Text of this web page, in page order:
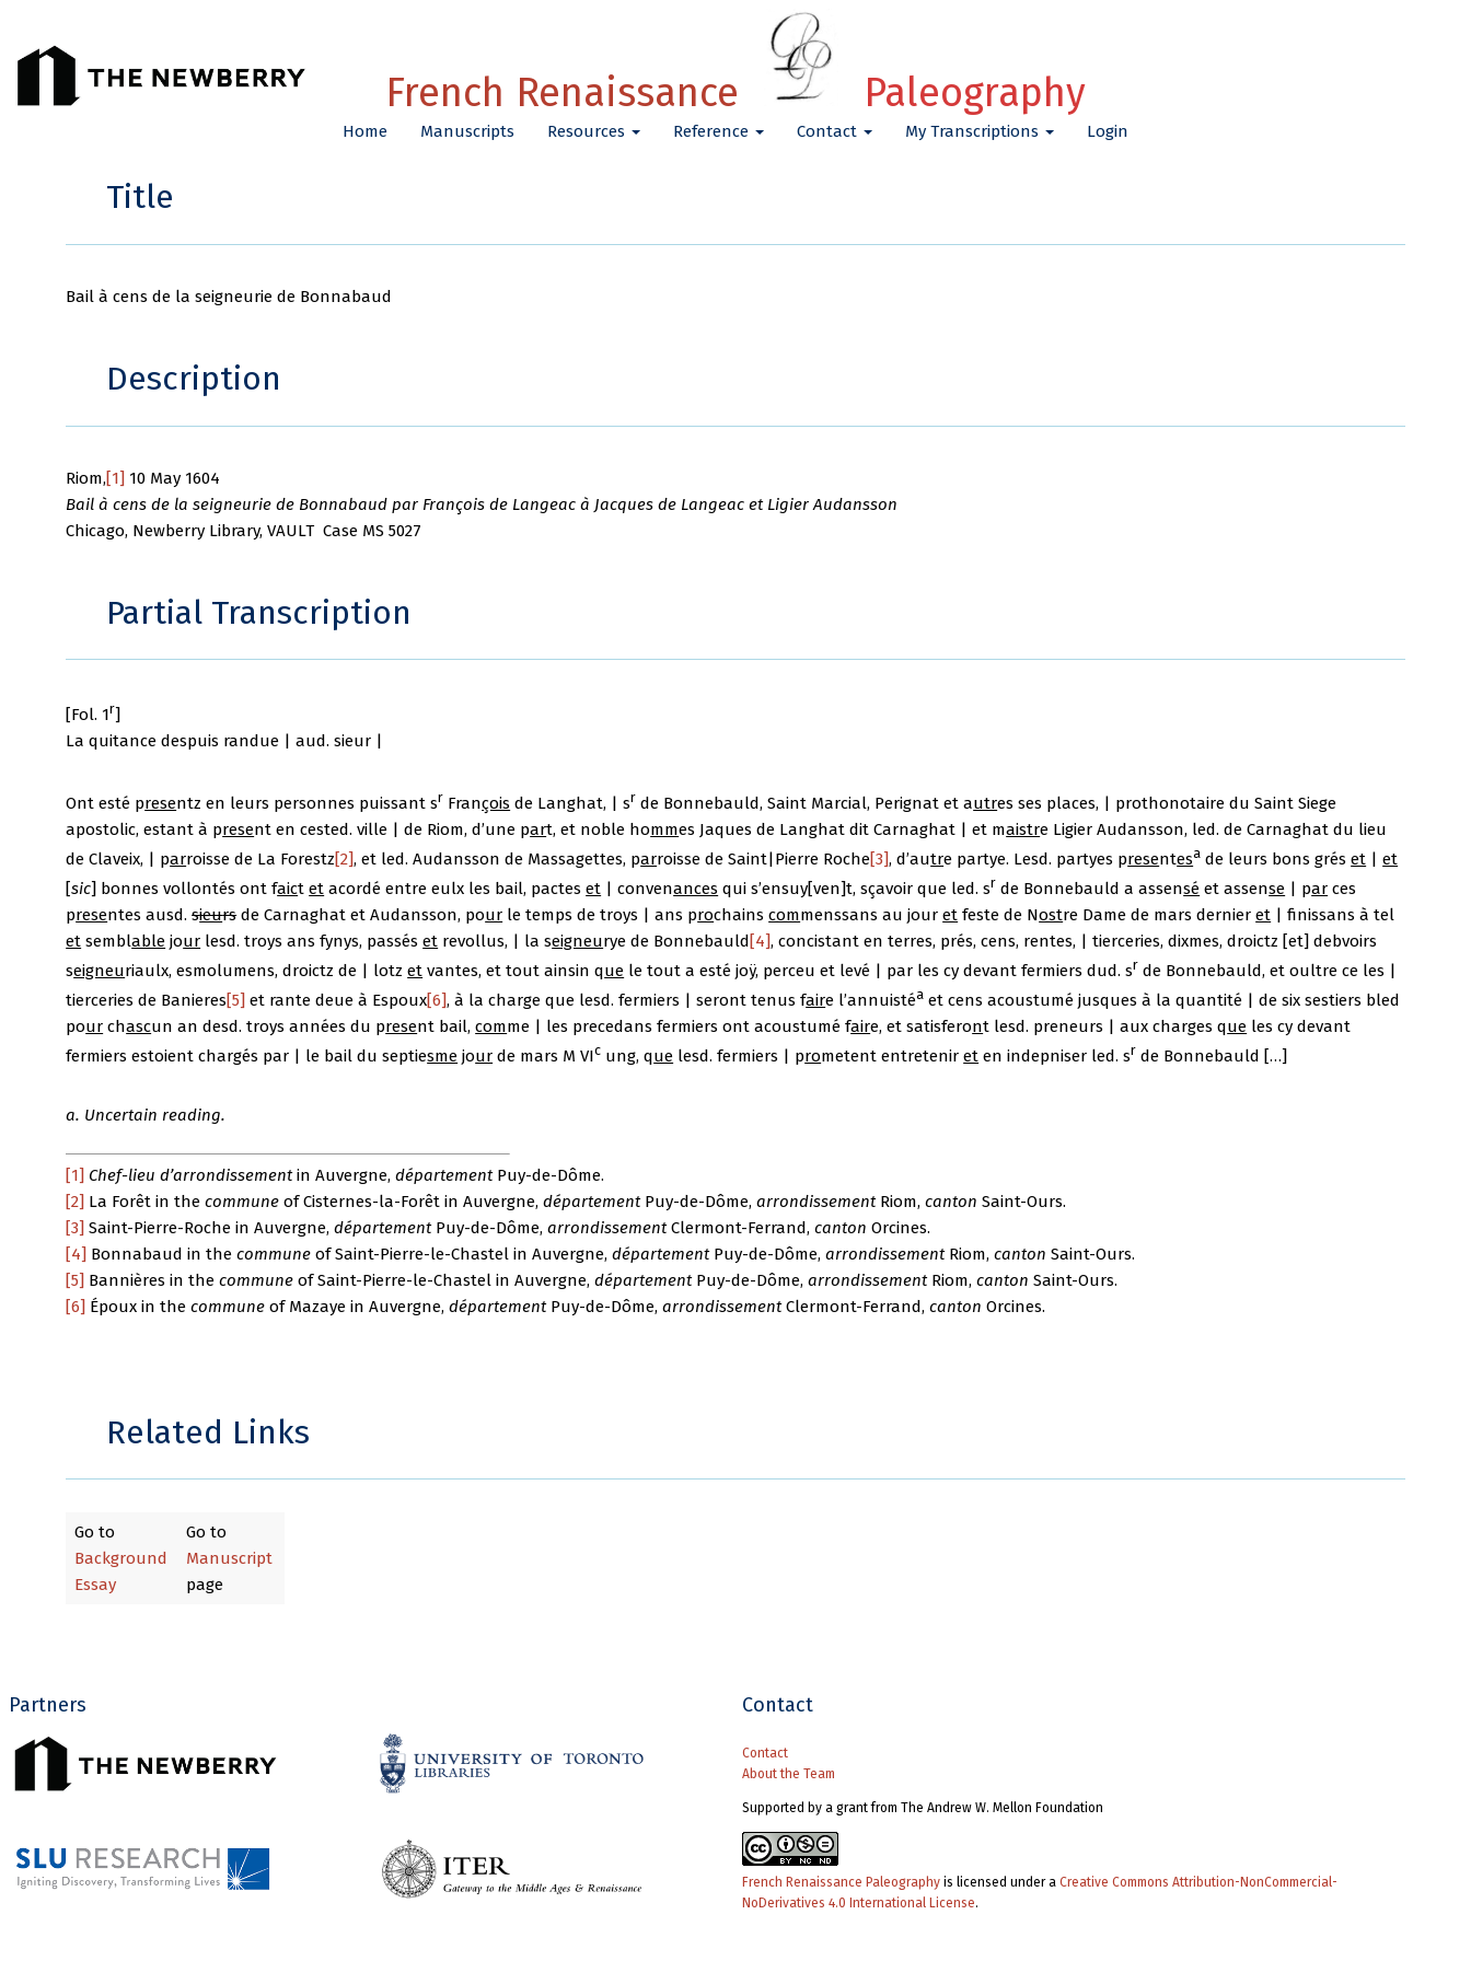
French Renaissance Paleography
Home Manuscripts Resources Reference Contact My Transcriptions Login
Title
Bail à cens de la seigneurie de Bonnabaud
Description
Riom,[1] 10 May 1604
Bail à cens de la seigneurie de Bonnabaud par François de Langeac à Jacques de Langeac et Ligier Audansson
Chicago, Newberry Library, VAULT Case MS 5027
Partial Transcription
[Fol. 1r]
La quitance despuis randue | aud. sieur |
Ont esté presentz en leurs personnes puissant sr François de Langhat, | sr de Bonnebauld, Saint Marcial, Perignat et autres ses places, | prothonotaire du Saint Siege
apostolic, estant à present en cested. ville | de Riom, d’une part, et noble hommes Jaques de Langhat dit Carnaghat | et maistre Ligier Audansson, led. de Carnaghat du lieu
de Claveix, | parroisse de La Forestz[2], et led. Audansson de Massagettes, parroisse de Saint|Pierre Roche[3], d’autre partye. Lesd. partyes presentesa de leurs bons gréset |et
[sic] bonnes vollontés ont faictet acordé entre eulx les bail, pacteset | convenances qui s’ensuy[ven]t, sçavoir que led. sr de Bonnebauld a assensé et assense | par ces
presentes ausd.sieursde Carnaghat et Audansson, pour le temps de troys | ans prochainscommenssans au jouret feste de Nostre Dame de mars dernieret | finissans à tel
et semblable jour lesd. troys ans fynys, passéset revollus, | la seigneurye de Bonnebauld [4], concistant en terres, prés, cens, rentes, | tierceries, dixmes, droictz [et] debvoirs
seigneuriaulx, esmolumens, droictz de | lotzet vantes, et tout ainsin que le tout a esté joÿ, perceu et levé | par les cy devant fermiers dud. sr de Bonnebauld, et oultre ce les |
tierceries de Banieres[5] et rante deue à Espoux[6], à la charge que lesd. fermiers | seront tenus faire l’annuistéa et cens acoustumé jusques à la quantité | de six sestiers bled
pour chascun an desd. troys années du present bail,comme | les precedans fermiers ont acoustumé faire, et satisferont lesd. preneurs | aux charges que les cy devant
fermiers estoient chargés par | le bail du septiesme jour de mars M VIc ung, que lesd. fermiers | prometent entreteniret en indepniser led. sr de Bonnebauld […]
a. Uncertain reading.
[1] Chef-lieu d’arrondissementin Auvergne,département Puy-de-Dôme.
[2] La Forêt in thecommune of Cisternes-la-Forêt in Auvergne,départementPuy-de-Dôme,arrondissementRiom,canton Saint-Ours.
[3] Saint-Pierre-Roche in Auvergne,départementPuy-de-Dôme,arrondissementClermont-Ferrand,canton Orcines.
[4] Bonnabaud in thecommune of Saint-Pierre-le-Chastel in Auvergne,départementPuy-de-Dôme,arrondissementRiom,canton Saint-Ours.
[5] Bannières in thecommune of Saint-Pierre-le-Chastel in Auvergne,départementPuy-de-Dôme,arrondissementRiom,canton Saint-Ours.
[6] Époux in thecommune of Mazaye in Auvergne,départementPuy-de-Dôme,arrondissementClermont-Ferrand,canton Orcines.
Related Links
Go to
Background
Essay
Go to
Manuscript
page
Partners Contact
Contact
About the Team
Supported by a grant from The Andrew W. Mellon Foundation
French Renaissance Paleographyis licensed under a Creative Commons Attribution-NonCommercial-
NoDerivatives 4.0 International License.